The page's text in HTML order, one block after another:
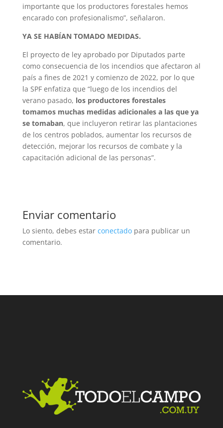
importante que los productores forestales hemos
encarado con profesionalismo”, señalaron.
YA SE HABÍAN TOMADO MEDIDAS.
El proyecto de ley aprobado por Diputados parte
como consecuencia de los incendios que afectaron al
país a fines de 2021 y comienzo de 2022, por lo que
la SPF enfatiza que “luego de los incendios del
verano pasado, los productores forestales
tomamos muchas medidas adicionales a las que ya
se tomaban, que incluyeron retirar las plantaciones
de los centros poblados, aumentar los recursos de
detección, mejorar los recursos de combate y la
capacitación adicional de las personas”.
Enviar comentario
Lo siento, debes estar conectadopara publicar un
comentario.
Facebook